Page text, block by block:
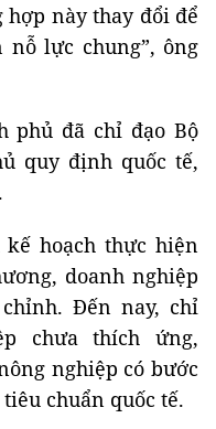
hợp này thay đổi để
lực chung”, ông
phủ đã chỉ đạo Bộ
quy định quốc tế,
hoạch thực hiện
doanh nghiệp
Đến nay, chỉ
chưa thích ứng,
nghiệp có bước
chuẩn quốc tế.